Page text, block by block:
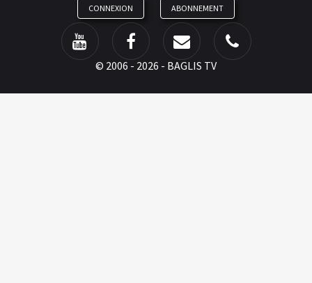
CONNEXION ABONNEMENT
© 2006 - 2026 - BAGLIS TV